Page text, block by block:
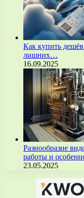
Как купить
лишних…
16.09.2025
Разнообразие
работы и
23.05.2025